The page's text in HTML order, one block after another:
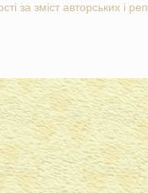
за зміст авторських і